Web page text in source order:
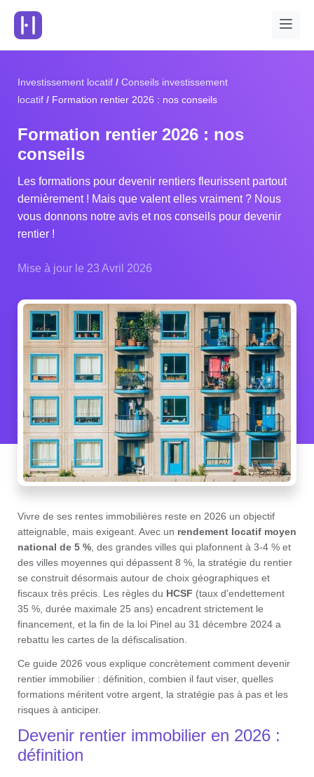
Investissement locatif
Conseils investissement
locatif
Formation rentier 2026 : nos conseils
Formation rentier 2026 : nos
conseils
Les formations pour devenir rentiers fleurissent partout
dernièrement ! Mais que valent elles vraiment ? Nous
vous donnons notre avis et nos conseils pour devenir
rentier !
Mise à jour le 23 Avril 2026
Vivre de ses rentes immobilières reste en 2026 un objectif
atteignable, mais exigeant. Avec un rendement locatif moyen
national de 5 % , des grandes villes qui plafonnent à 3-4 % et
des villes moyennes qui dépassent 8 %, la stratégie du rentier
se construit désormais autour de choix géographiques et
fiscaux très précis. Les règles du HCSF (taux d'endettement
35 %, durée maximale 25 ans) encadrent strictement le
financement, et la fin de la loi Pinel au 31 décembre 2024 a
rebattu les cartes de la défiscalisation.
Ce guide 2026 vous explique concrètement comment devenir
rentier immobilier : définition, combien il faut viser, quelles
formations méritent votre argent, la stratégie pas à pas et les
risques à anticiper.
Devenir rentier immobilier en 2026 :
définition